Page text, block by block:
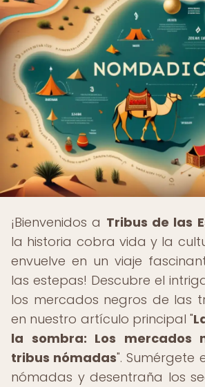
¡Bienvenidos a Tribus de las
la historia cobra vida y la
envuelve en un viaje
las estepas! Descubre el
los mercados negros de las
en nuestro artículo principal "
la sombra: Los mercados
tribus nómadas". Sumérgete
nómadas y desentraña los